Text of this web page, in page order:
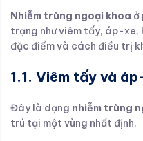
Nhiễm trùng ngoại khoa ở
trạng như viêm tấy, áp-xe,
đặc điểm và cách điều trị
1.1. Viêm tấy và
Đây là dạng nhiễm trùng
trú tại một vùng nhất định.